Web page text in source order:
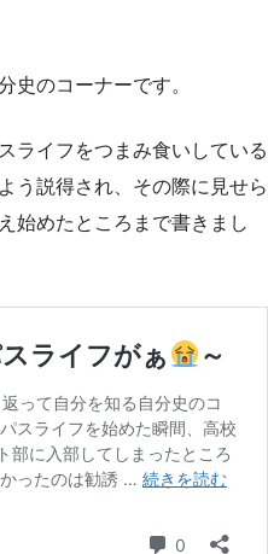
史のコーナーです。
ライフをつまみ食いしている
う説得され、その際に見せら
始めたところまで書きまし